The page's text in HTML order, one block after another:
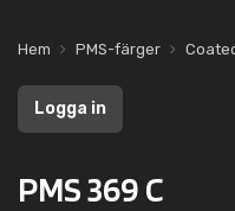
Hem PMS-färger
Logga in
PMS 369 C